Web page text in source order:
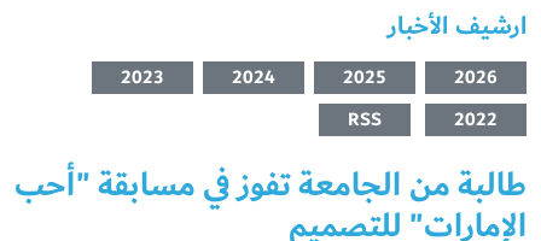
ارشيف الأخبار
2026
2025
2024
2023
2022
RSS
طالبة من الجامعة تفوز في مسابقة "أحب
الإمارات" للتصميم